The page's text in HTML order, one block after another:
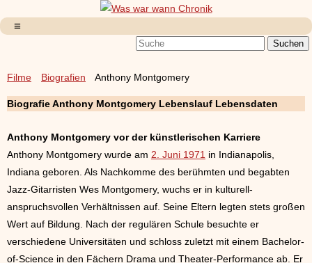
Filme Biografien Anthony Montgomery
Biografie Anthony Montgomery Lebenslauf Lebensdaten
Anthony Montgomery vor der künstlerischen Karriere
Anthony Montgomery wurde am 2. Juni 1971 in Indianapolis,
Indiana geboren. Als Nachkomme des berühmten und begabten
Jazz-Gitarristen Wes Montgomery, wuchs er in kulturell-
anspruchsvollen Verhältnissen auf. Seine Eltern legten stets großen
Wert auf Bildung. Nach der regulären Schule besuchte er
verschiedene Universitäten und schloss zuletzt mit einem Bachelor-
of-Science in den Fächern Drama und Theater-Performance ab. Er